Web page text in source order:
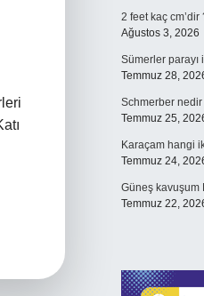
2 feet kaç cm’dir
Ağustos 3, 2026
Sümerler parayı
Temmuz 28,
Schmerber nedir
Temmuz 25,
Karaçam hangi
Temmuz 24,
Güneş kavuşum
Temmuz 22,